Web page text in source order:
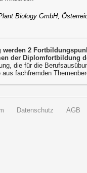
Biology GmbH,
werden 2
der Diplomfortbildung
die für die
aus fachfremden
Datenschutz AGB